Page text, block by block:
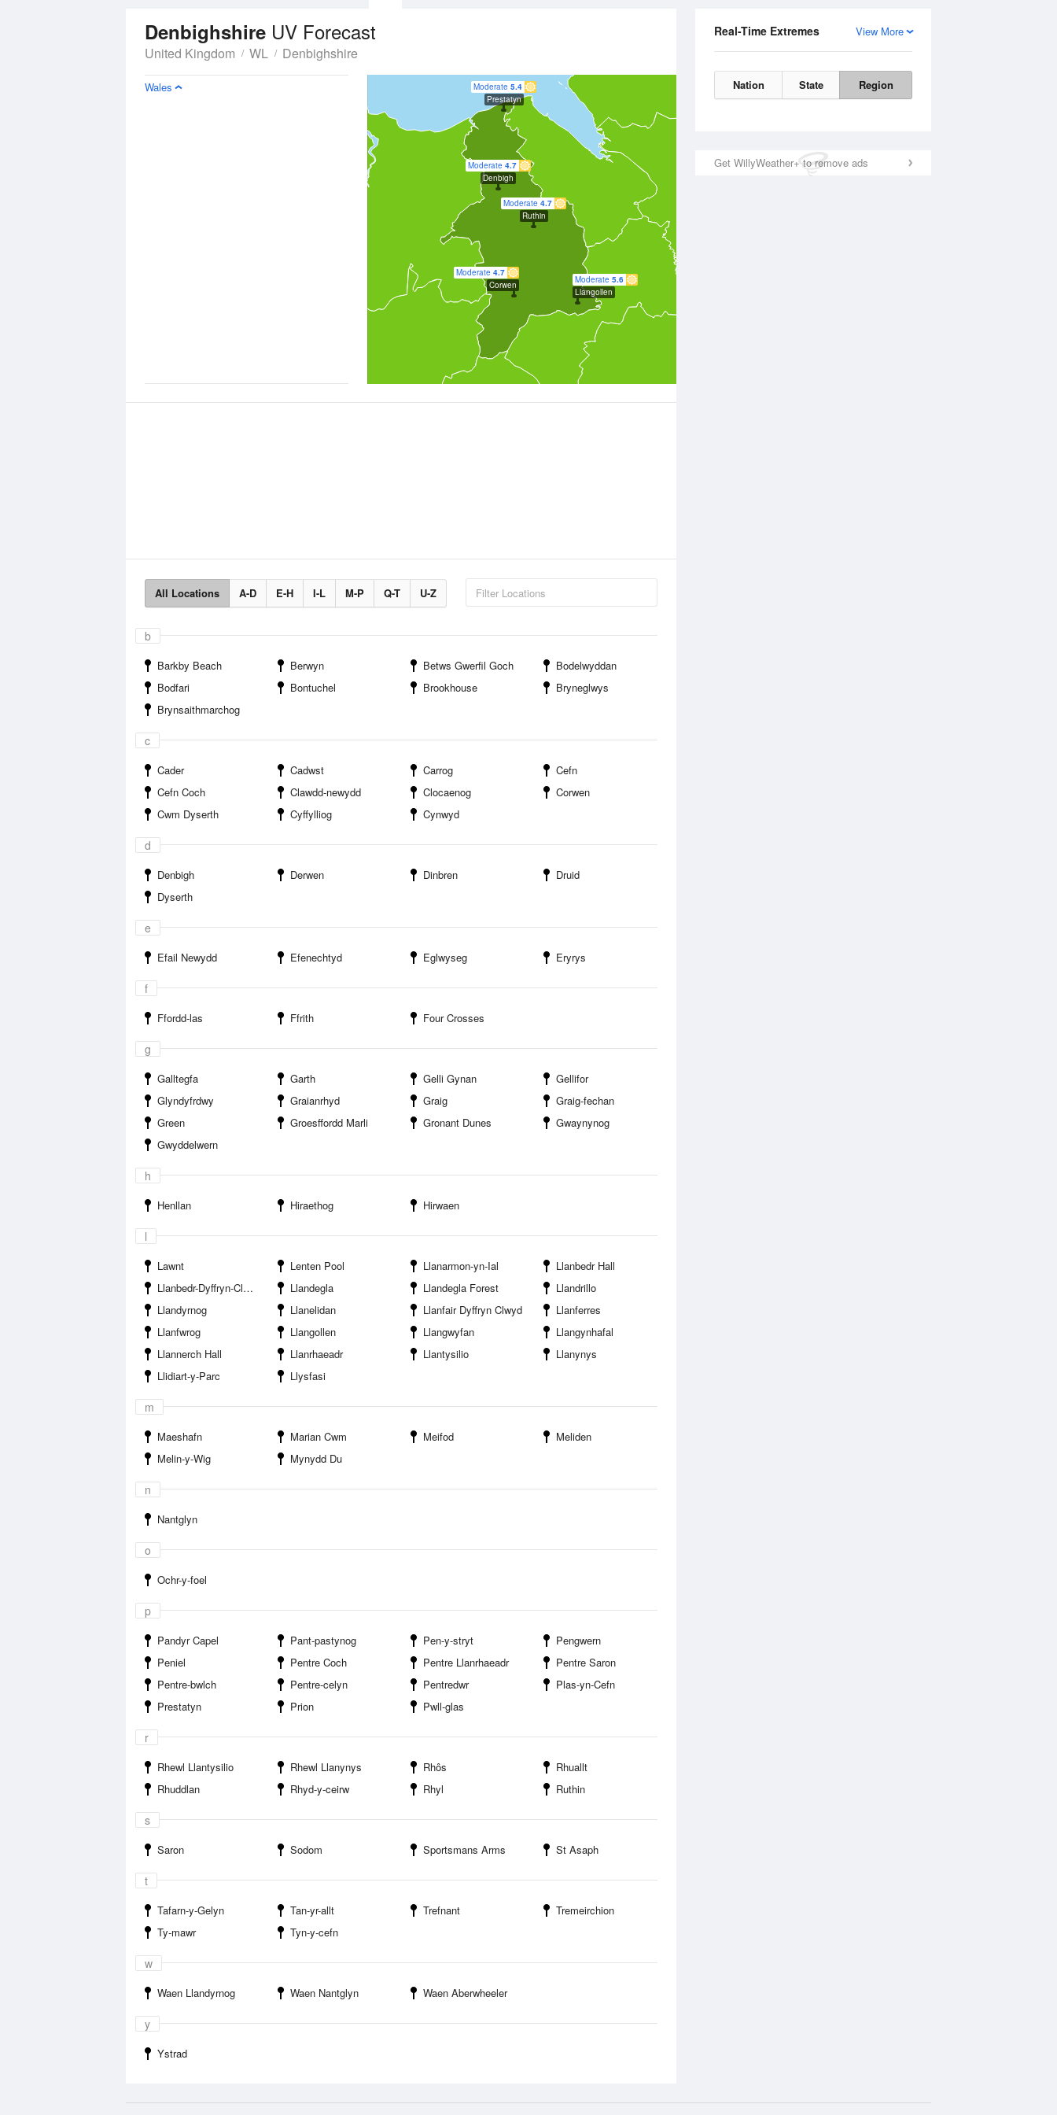
View More
Real-Time Extremes
Nation State Region
Get WillyWeather+ to remove ads
Denbighshire UV Forecast
United Kingdom WL Denbighshire
Moderate 5.4
Prestatyn
Moderate 4.7
Denbigh
Moderate 4.7
Ruthin
Moderate 4.7
Corwen
Moderate 5.6
Llangollen
Wales
All Locations A-D E-H I-L M-P Q-T U-Z
b
Barkby Beach Berwyn Betws Gwerfil Goch
Bodelwyddan
Bodfari
Bontuchel Brookhouse
Bryneglwys
Brynsaithmarchog
c
Cader Cadwst Carrog
Cefn
Cefn Coch
Clawdd-newydd Clocaenog
Corwen
Cwm Dyserth
Cyffylliog Cynwyd
d
Denbigh Derwen Dinbren
Druid
Dyserth
e
Efail Newydd Efenechtyd Eglwyseg Eryrys
f
Ffordd-las Ffrith Four Crosses
g
Galltegfa Garth Gelli Gynan
Gellifor
Glyndyfrdwy
Graianrhyd Graig
Graig-fechan
Green
Groesffordd Marli Gronant Dunes
Gwaynynog
Gwyddelwern
h
Henllan Hiraethog Hirwaen
l
Lawnt Lenten Pool Llanarmon-yn-Ial
Llanbedr Hall
Llanbedr-Dyffryn-Clwyd
Llandegla Llandegla Forest
Llandrillo
Llandyrnog
Llanelidan Llanfair Dyffryn Clwyd
Llanferres
Llanfwrog
Llangollen Llangwyfan
Llangynhafal
Llannerch Hall
Llanrhaeadr Llantysilio
Llanynys
Llidiart-y-Parc
Llysfasi
m
Maeshafn Marian Cwm Meifod
Meliden
Melin-y-Wig
Mynydd Du
n
Nantglyn
o
Ochr-y-foel
p
Pandyr Capel Pant-pastynog Pen-y-stryt
Pengwern
Peniel
Pentre Coch Pentre Llanrhaeadr
Pentre Saron
Pentre-bwlch
Pentre-celyn Pentredwr
Plas-yn-Cefn
Prestatyn
Prion Pwll-glas
r
Rhewl Llantysilio Rhewl Llanynys Rhôs
Rhuallt
Rhuddlan
Rhyd-y-ceirw Rhyl Ruthin
s
Saron Sodom Sportsmans Arms St Asaph
t
Tafarn-y-Gelyn Tan-yr-allt Trefnant
Tremeirchion
Ty-mawr
Tyn-y-cefn
w
Waen Llandyrnog Waen Nantglyn Waen Aberwheeler
y
Ystrad